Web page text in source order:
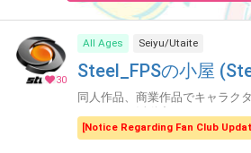
30
All Ages Seiyu/Utaite
Steel_FPSの小屋
同人作品、商業作品でキャラク
[Notice Regarding Fan Club